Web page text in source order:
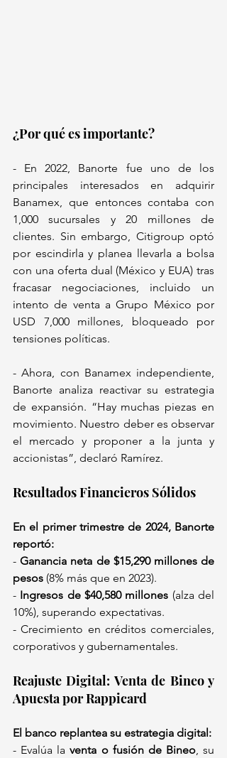
¿Por qué es importante?
- En 2022, Banorte fue uno de los
principales interesados en adquirir
Banamex, que entonces contaba con
1,000 sucursales y 20 millones de
clientes. Sin embargo, Citigroup optó
por escindirla y planea llevarla a bolsa
con una oferta dual (México y EUA) tras
fracasar negociaciones, incluido un
intento de venta a Grupo México por
USD 7,000 millones, bloqueado por
tensiones políticas.
- Ahora, con Banamex independiente,
Banorte analiza reactivar su estrategia
de expansión. “Hay muchas piezas en
movimiento. Nuestro deber es observar
el mercado y proponer a la junta y
accionistas”, declaró Ramírez.
Resultados Financieros Sólidos
En el primer trimestre de 2024, Banorte
reportó:
- Ganancia neta de $15,290 millones de
pesos (8% más que en 2023).
- Ingresos de $40,580 millones (alza del
10%), superando expectativas.
- Crecimiento en créditos comerciales,
corporativos y gubernamentales.
Reajuste Digital: Venta de Bineo y
Apuesta por Rappicard
- Evalúa la venta o fusión de Bineo, su